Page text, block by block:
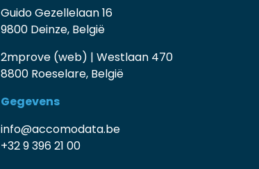
Guido Gezellelaan 16
9800 Deinze, België
2mprove (web) | Westlaan 470
8800 Roeselare, België
Gegevens
info@accomodata.be
+32 9 396 21 00